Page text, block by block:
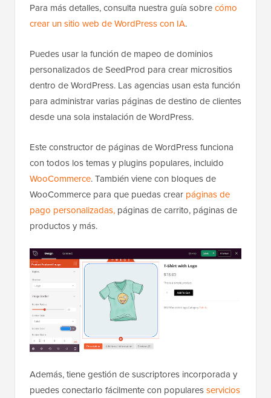
Para más detalles, consulta nuestra guía sobrecómo
crear un sitio web de WordPress con IA.
Puedes usar la función de mapeo de dominios
personalizados de SeedProd para crear micrositios
dentro de WordPress. Las agencias usan esta función
para administrar varias páginas de destino de clientes
desde una sola instalación de WordPress.
Este constructor de páginas de WordPress funciona
con todos los temas y plugins populares, incluido
WooCommerce. También viene con bloques de
WooCommerce para que puedas crear páginas de
pago personalizadas, páginas de carrito, páginas de
productos y más.
Además, tiene gestión de suscriptores incorporada y
puedes conectarlo fácilmente con popularesservicios